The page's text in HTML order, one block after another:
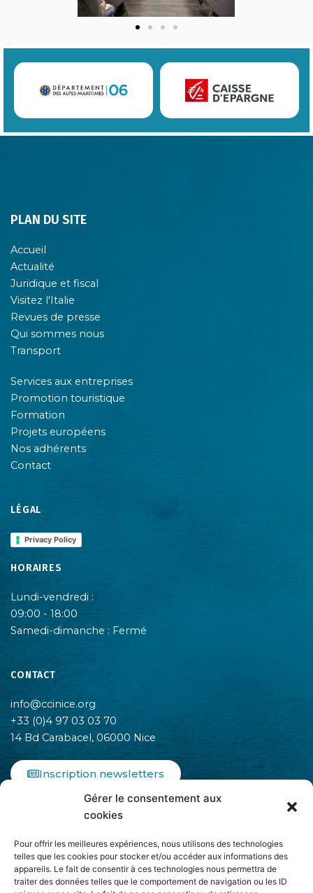
Gérer le consentement aux
cookies
Pour offrir les meilleures expériences, nous utilisons des technologies
telles que les cookies pour stocker et/ou accéder aux informations des
appareils. Le fait de consentir à ces technologies nous permettra de
traiter des données telles que le comportement de navigation ou les ID
PLAN DU SITE
Accueil
Actualité
Juridique et fiscal
Visitez l'Italie
Revues de presse
Qui sommes nous
Transport
Services aux entreprises
Promotion touristique
Formation
Projets européens
Nos adhérents
Contact
LÉGAL
Privacy Policy
HORAIRES
Lundi-vendredi :
09:00 - 18:00
Samedi-dimanche : Fermé
CONTACT
info@ccinice.org
+33 (0)4 97 03 03 70
14 Bd Carabacel, 06000 Nice
Inscription newsletters
e
b
o
t
a
g
L
i
k
e
d